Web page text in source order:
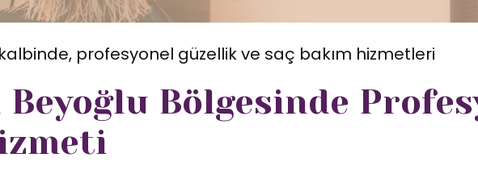
profesyonel güzellik ve saç bakım hizmetleri
Bölgesinde